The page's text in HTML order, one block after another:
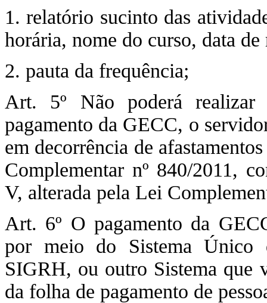
1. relatório sucinto das
horária, nome do curso, data de
2. pauta da frequência;
Art. 5º Não poderá realizar
pagamento da GECC, o
em decorrência de
Complementar nº 840/2011,
V, alterada pela Lei
Art. 6º O pagamento da
por meio do Sistema Único
SIGRH, ou outro Sistema que
da folha de pagamento de